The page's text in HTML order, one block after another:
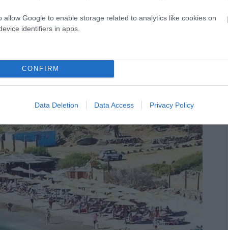
allow Google to enable storage related to analytics like cookies on
identifiers in apps.
CONFIRM
Data Deletion Data Access Privacy Policy